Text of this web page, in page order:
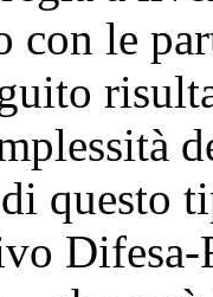
con le
questo